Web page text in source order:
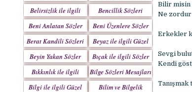
Sözler
Belirsizlik ile ilgili
Sözler
Bencillik Sözleri
Mesajları
Beni Anlatan Sözler
Beni Üzenlere Sözler
Berat Kandili Sözleri
Mesajları
Beyaz ile ilgili Güzel
Sözler
Beyin Yakan Sözler
Bıçak ile ilgili Sözler
Bıkkınlık ile ilgili
Sözler
Bilge Sözleri Mesajları
Bilgi ile ilgili Güzel
Bilim ve Bilgelik
Bilir misin
Ne zordur
Erkekler
Sevgi
Kendi